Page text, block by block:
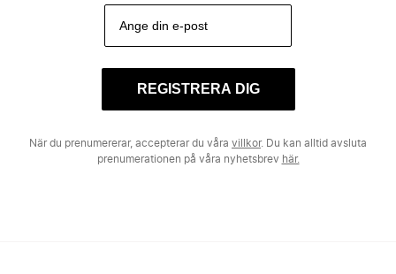
REGISTRERA DIG
När du prenumererar, accepterar du våra villkor. Du kan alltid avsluta
prenumerationen på våra nyhetsbrev här.